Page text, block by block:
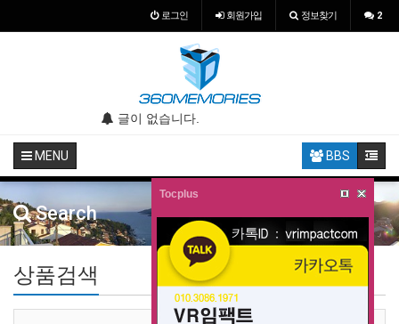
로그인 회원가입 정보찾기 2
글이 없습니다.
MENU BBS
Search
상품검색
Tocplus